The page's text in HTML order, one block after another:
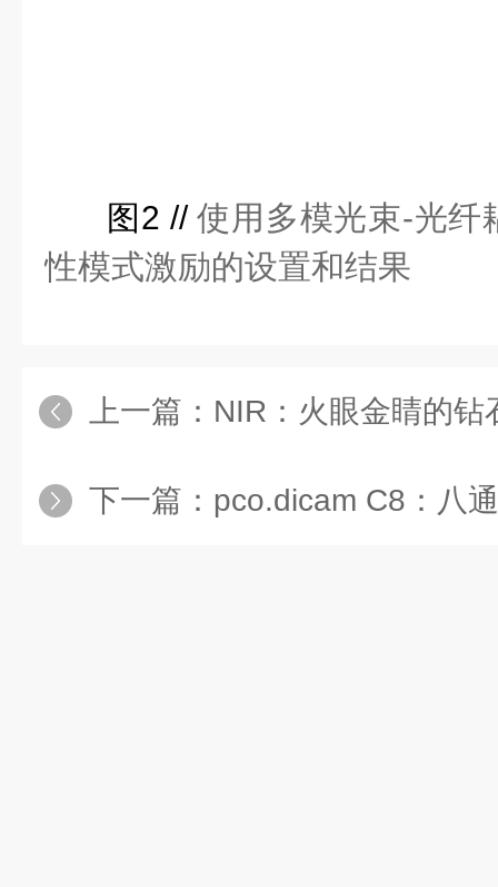
图2 //使用多模光束-光纤
性模式激励的设置和结果
上一篇： NIR：火眼金睛的钻
下一篇： pco.dicam C8：八通